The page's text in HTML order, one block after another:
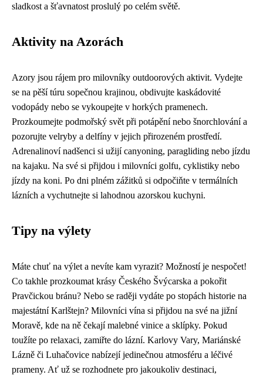
sladkost a šťavnatost proslulý po celém světě.
Aktivity na Azorách
Azory jsou rájem pro milovníky outdoorových aktivit. Vydejte
se na pěší túru sopečnou krajinou, obdivujte kaskádovité
vodopády nebo se vykoupejte v horkých pramenech.
Prozkoumejte podmořský svět při potápění nebo šnorchlování a
pozorujte velryby a delfíny v jejich přirozeném prostředí.
Adrenalinoví nadšenci si užijí canyoning, paragliding nebo jízdu
na kajaku. Na své si přijdou i milovníci golfu, cyklistiky nebo
jízdy na koni. Po dni plném zážitků si odpočiňte v termálních
lázních a vychutnejte si lahodnou azorskou kuchyni.
Tipy na výlety
Máte chuť na výlet a nevíte kam vyrazit? Možností je nespočet!
Co takhle prozkoumat krásy Českého Švýcarska a pokořit
Pravčickou bránu? Nebo se raději vydáte po stopách historie na
majestátní Karlštejn? Milovníci vína si přijdou na své na jižní
Moravě, kde na ně čekají malebné vinice a sklípky. Pokud
toužíte po relaxaci, zamiřte do lázní. Karlovy Vary, Mariánské
Lázně či Luhačovice nabízejí jedinečnou atmosféru a léčivé
prameny. Ať už se rozhodnete pro jakoukoliv destinaci,